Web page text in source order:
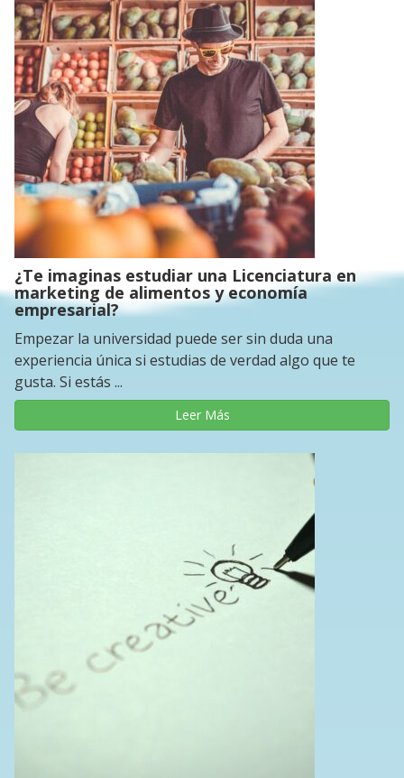
¿Te imaginas estudiar una Licenciatura en
marketing de alimentos y economía
empresarial?
Empezar la universidad puede ser sin duda una
experiencia única si estudias de verdad algo que te
gusta. Si estás ...
Leer Más